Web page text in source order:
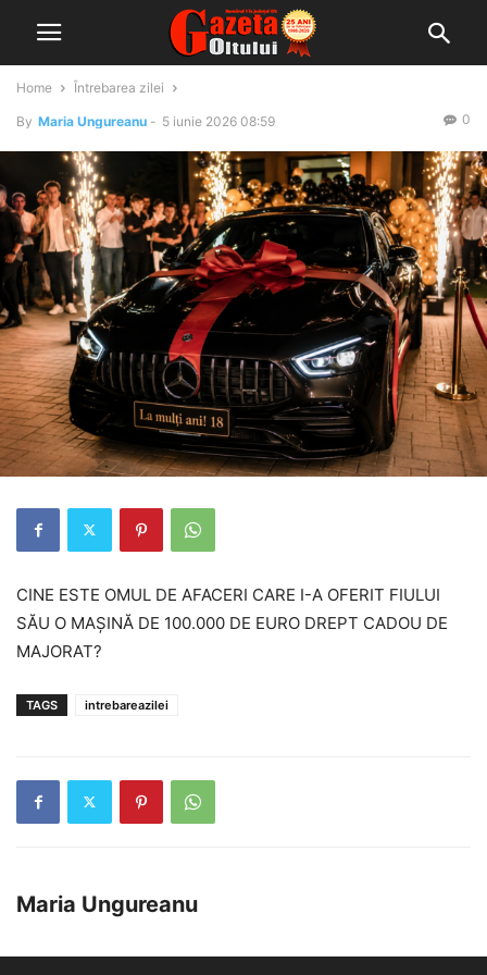
Home Întrebarea zilei
By Maria Ungureanu - 5 iunie 2026 08:59 0
CINE ESTE OMUL DE AFACERI CARE I-A OFERIT FIULUI
SĂU O MAȘINĂ DE 100.000 DE EURO DREPT CADOU DE
MAJORAT?
TAGS intrebareazilei
Maria Ungureanu